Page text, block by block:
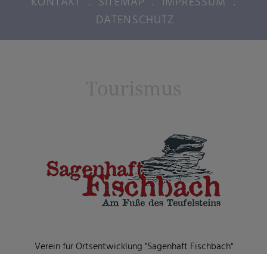
DATENSCHUTZ
Verein für Ortsentwicklung "Sagenhaft Fischbach"